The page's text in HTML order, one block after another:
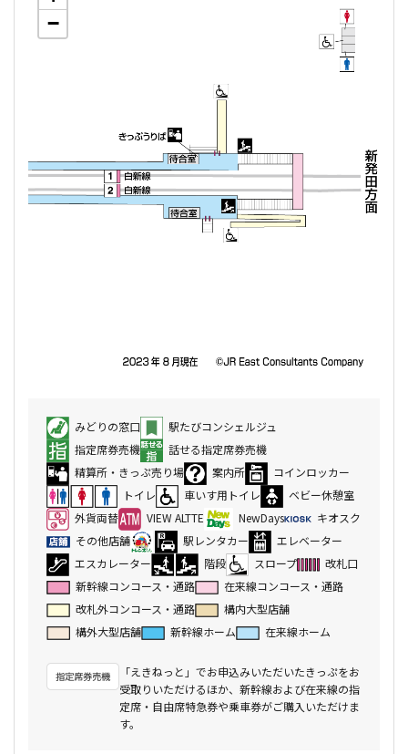
−
みどりの窓口
駅たびコンシェルジュ
指定席券売機
話せる指定席券売機
精算所・きっぷ売り場
案内所
コインロッカー
トイレ
車いす用トイレ
ベビー休憩室
外貨両替
VIEW ALTTE NewDays
キオスク
その他店舗
駅レンタカー
エレベーター
エスカレーター
階段 スロープ
改札口
新幹線コンコース・通路
在来線コンコース・通路
改札外コンコース・通路
構内大型店舗
構外大型店舗
新幹線ホーム 在来線ホーム
「えきねっと」でお申込みいただいたきっぷをお
受取りいただけるほか、新幹線および在来線の指
定席・自由席特急券や乗車券がご購入いただけま
す。